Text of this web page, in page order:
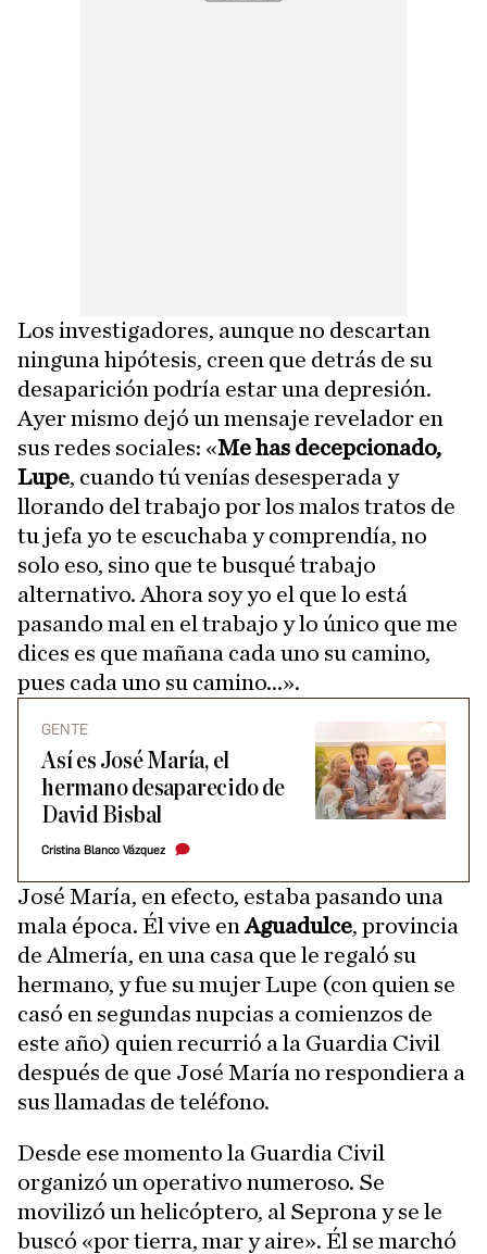
Los investigadores, aunque no descartan
ninguna hipótesis, creen que detrás de su
desaparición podría estar una depresión.
Ayer mismo dejó un mensaje revelador en
sus redes sociales: «Me has decepcionado,
Lupe, cuando tú venías desesperada y
llorando del trabajo por los malos tratos de
tu jefa yo te escuchaba y comprendía, no
solo eso, sino que te busqué trabajo
alternativo. Ahora soy yo el que lo está
pasando mal en el trabajo y lo único que me
dices es que mañana cada uno su camino,
pues cada uno su camino...».
GENTE
Así es José María, el
hermano desaparecido de
David Bisbal
Cristina Blanco Vázquez
José María, en efecto, estaba pasando una
mala época. Él vive enAguadulce, provincia
de Almería, en una casa que le regaló su
hermano, y fue su mujer Lupe (con quien se
casó en segundas nupcias a comienzos de
este año) quien recurrió a la Guardia Civil
después de que José María no respondiera a
sus llamadas de teléfono.
Desde ese momento la Guardia Civil
organizó un operativo numeroso. Se
movilizó un helicóptero, al Seprona y se le
buscó «por tierra, mar y aire». Él se marchó